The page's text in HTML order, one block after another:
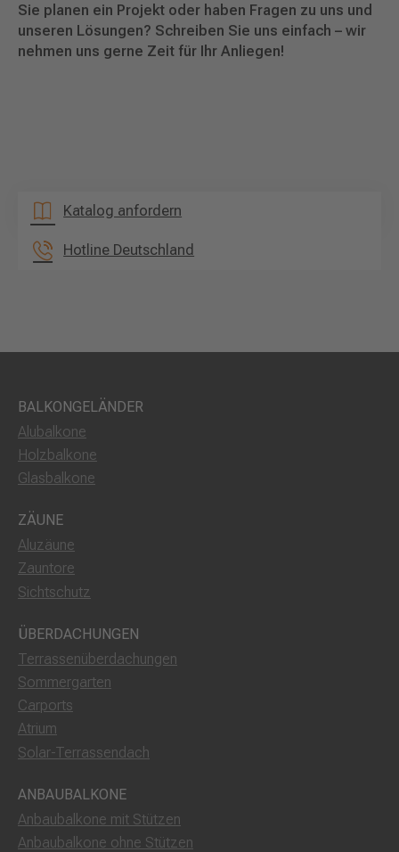
Sie planen ein Projekt oder haben Fragen zu uns und
unseren Lösungen? Schreiben Sie uns einfach – wir
nehmen uns gerne Zeit für Ihr Anliegen!
Katalog anfordern
Hotline Deutschland
BALKONGELÄNDER
Alubalkone
Holzbalkone
Glasbalkone
ZÄUNE
Aluzäune
Zauntore
Sichtschutz
ÜBERDACHUNGEN
Terrassenüberdachungen
Sommergarten
Carports
Atrium
Solar-Terrassendach
ANBAUBALKONE
Anbaubalkone mit Stützen
Anbaubalkone ohne Stützen